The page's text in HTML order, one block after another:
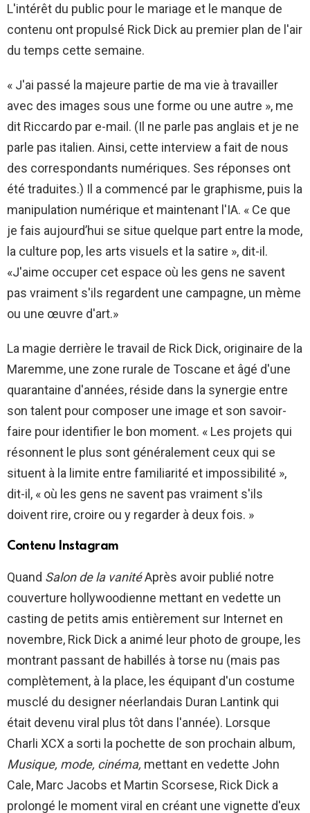
L'intérêt du public pour le mariage et le manque de
contenu ont propulsé Rick Dick au premier plan de l'air
du temps cette semaine.
« J'ai passé la majeure partie de ma vie à travailler
avec des images sous une forme ou une autre », me
dit Riccardo par e-mail. (Il ne parle pas anglais et je ne
parle pas italien. Ainsi, cette interview a fait de nous
des correspondants numériques. Ses réponses ont
été traduites.) Il a commencé par le graphisme, puis la
manipulation numérique et maintenant l'IA. « Ce que
je fais aujourd’hui se situe quelque part entre la mode,
la culture pop, les arts visuels et la satire », dit-il.
«J'aime occuper cet espace où les gens ne savent
pas vraiment s'ils regardent une campagne, un mème
ou une œuvre d'art.»
La magie derrière le travail de Rick Dick, originaire de la
Maremme, une zone rurale de Toscane et âgé d'une
quarantaine d'années, réside dans la synergie entre
son talent pour composer une image et son savoir-
faire pour identifier le bon moment. « Les projets qui
résonnent le plus sont généralement ceux qui se
situent à la limite entre familiarité et impossibilité »,
dit-il, « où les gens ne savent pas vraiment s'ils
doivent rire, croire ou y regarder à deux fois. »
Contenu Instagram
Quand Salon de la vanitéAprès avoir publié notre
couverture hollywoodienne mettant en vedette un
casting de petits amis entièrement sur Internet en
novembre, Rick Dick a animé leur photo de groupe, les
montrant passant de habillés à torse nu (mais pas
complètement, à la place, les équipant d'un costume
musclé du designer néerlandais Duran Lantink qui
était devenu viral plus tôt dans l'année). Lorsque
Charli XCX a sorti la pochette de son prochain album,
Musique, mode, cinéma, mettant en vedette John
Cale, Marc Jacobs et Martin Scorsese, Rick Dick a
prolongé le moment viral en créant une vignette d'eux